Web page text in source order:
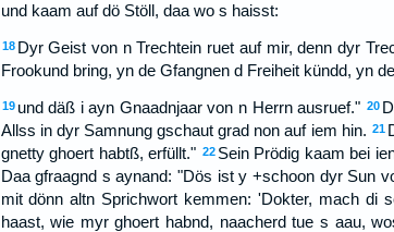
und kaam auf dö Stöll, daa wo s haisst:
18 Dyr Geist von n Trechtein ruet auf mir, denn dyr
Frookund bring, yn de Gfangnen d Freiheit kündd, yn
19 und däß i ayn Gnaadnjaar von n Herrn ausruef." 20
Allss in dyr Samnung gschaut grad non auf iem hin. 21
gnetty ghoert habtß, erfüllt." 22 Sein Prödig kaam bei
Daa gfraagnd s aynand: "Dös ist y +schoon dyr Sun
mit dönn altn Sprichwort kemmen: 'Dokter, mach di
haast, wie myr ghoert habnd, naacherd tue s aau,